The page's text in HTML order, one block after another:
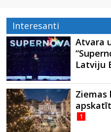
Interesanti
Atvara
Latviju
Ziemas
1